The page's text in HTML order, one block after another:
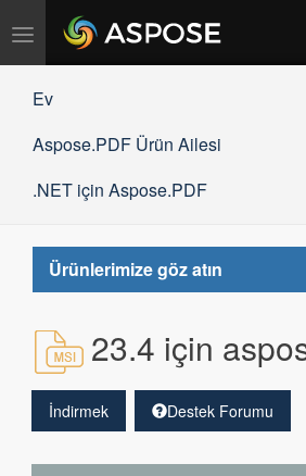
Gezinmeyi
Ev
Aspose.PDF Ürün Ailesi
.NET için Aspose.PDF
Ürünlerimize göz atın
23.4 için
İndirmek Destek Forumu